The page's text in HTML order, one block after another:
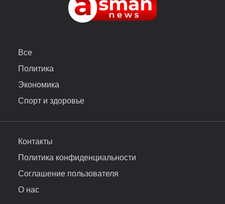
Все
Политика
Экономика
Спорт и здоровье
Контакты
Политика конфиденциальности
Соглашение пользователя
О нас